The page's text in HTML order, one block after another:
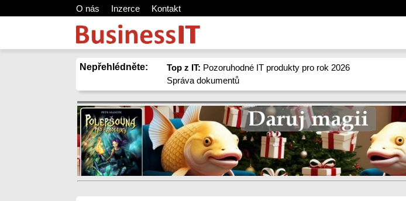
O nás Inzerce Kontakt
Nepřehlédněte: Top z IT: Pozoruhodné IT produkty pro rok 2026
Správa dokumentů